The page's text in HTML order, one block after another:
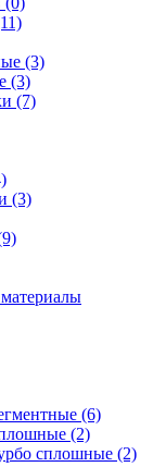
(3)
(3)
(7)
(3)
(6)
(2)
сплошные (2)